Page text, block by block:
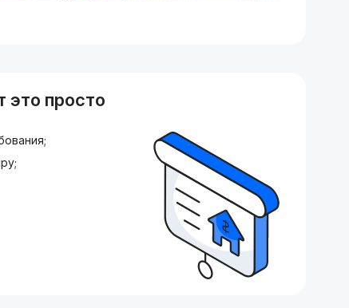
это просто